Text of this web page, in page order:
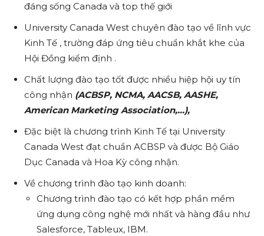
đáng sống Canada và top thế giới
University Canada West chuyên đào tạo về lĩnh vực
Kinh Tế , trường đáp ứng tiêu chuẩn khắt khe của
Hội Đồng kiểm định .
Chất lượng đào tạo tốt được nhiều hiệp hội uy tín
công nhận (ACBSP, NCMA, AACSB, AASHE,
American Marketing Association,…),
Đặc biệt là chương trình Kinh Tế tại University
Canada West đạt chuẩn ACBSP và được Bộ Giáo
Dục Canada và Hoa Kỳ công nhận.
Về chương trình đào tạo kinh doanh:
Chương trình đào tạo có kết hợp phần mềm
ứng dụng công nghệ mới nhất và hàng đầu như
Salesforce, Tableux, IBM.